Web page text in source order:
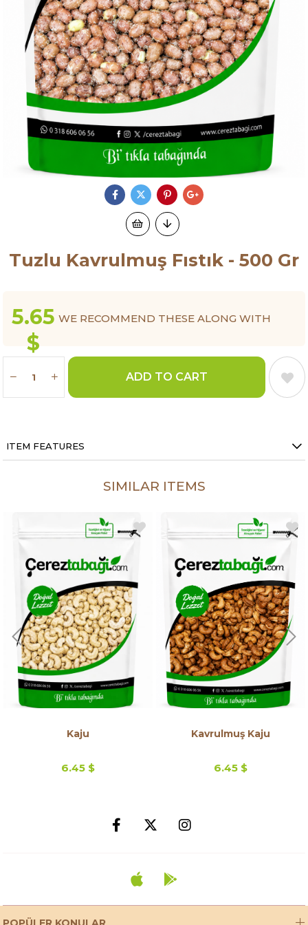
Tuzlu Kavrulmuş Fıstık - 500 Gr
5.65
$
WE RECOMMEND THESE ALONG WITH
ITEM FEATURES
SIMILAR ITEMS
Kaju
6.45 $
Kavrulmuş Kaju
6.45 $